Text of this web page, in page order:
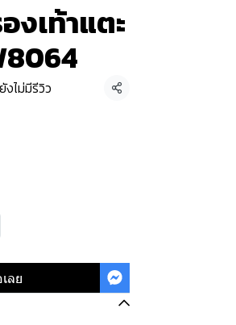
งเท้าแตะ
ยังไม่มีรีวิว แชร์
ลย